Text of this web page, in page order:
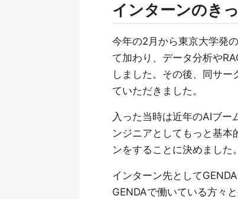
インターンのき
今年の2月から東京大学発
て加わり、データ分析や
しました。その後、同サ
ていただきました。
入った当時は近年のAIブー
ンジニアとしてもっと基本
ンをすることに決めました。
インターン先として
GENDAで働いている方々